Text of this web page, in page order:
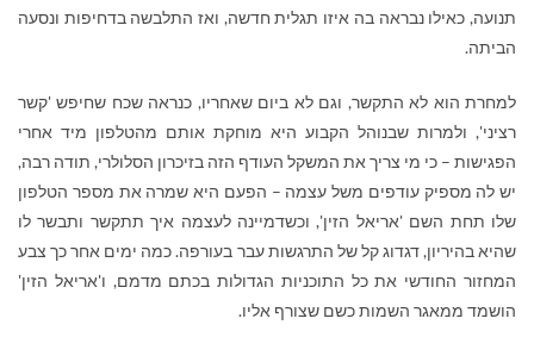
תנועה, כאילו נבראה בה איזו תגלית חדשה, ואז התלבשה בדחיפות ונסעה
הביתה.
למחרת הוא לא התקשר, וגם לא ביום שאחריו, כנראה שכח שחיפש 'קשר
רציני', ולמרות שבנוהל הקבוע היא מוחקת אותם מהטלפון מיד אחרי
הפגישות – כי מי צריך את המשקל העודף הזה בזיכרון הסלולרי, תודה רבה,
יש לה מספיק עודפים משל עצמה – הפעם היא שמרה את מספר הטלפון
שלו תחת השם 'אריאל הזין', וכשדמיינה לעצמה איך תתקשר ותבשר לו
שהיא בהיריון, דגדוג קל של התרגשות עבר בעורפה. כמה ימים אחר כך צבע
המחזור החודשי את כל התוכניות הגדולות בכתם מדמם, ו'אריאל הזין'
הושמד ממאגר השמות כשם שצורף אליו.